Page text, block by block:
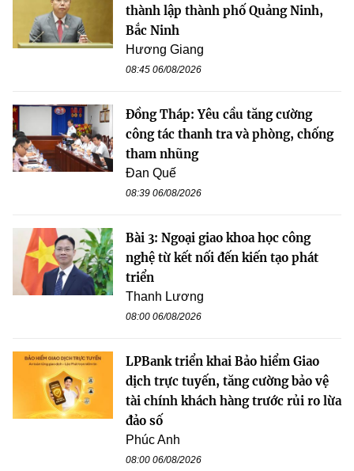
thành lập thành phố Quảng Ninh,
Bắc Ninh
Hương Giang
08:45 06/08/2026
Đồng Tháp: Yêu cầu tăng cường
công tác thanh tra và phòng, chống
tham nhũng
Đan Quế
08:39 06/08/2026
Bài 3: Ngoại giao khoa học công
nghệ từ kết nối đến kiến tạo phát
triển
Thanh Lương
08:00 06/08/2026
LPBank triển khai Bảo hiểm Giao
dịch trực tuyến, tăng cường bảo vệ
tài chính khách hàng trước rủi ro lừa
đảo số
Phúc Anh
08:00 06/08/2026